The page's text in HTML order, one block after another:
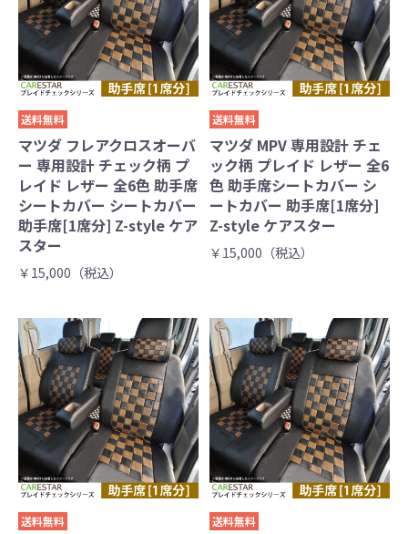
送料無料
マツダ フレアクロスオーバ
ー 専用設計 チェック柄 プ
レイド レザー 全6色 助手席
シートカバー シートカバー
助手席[1席分] Z-style ケア
スター
￥15,000（税込）
送料無料
マツダ MPV 専用設計 チェ
ック柄 プレイド レザー 全6
色 助手席シートカバー シ
ートカバー 助手席[1席分]
Z-style ケアスター
￥15,000（税込）
送料無料 送料無料